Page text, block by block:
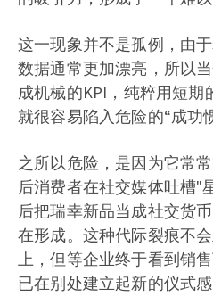
这一现象并不是孤例，由
数据通常更加漂亮，所以
成机械的KPI，纯粹用短期
就很容易陷入危险的“成功
之所以危险，是因为它常
后消费者在社交媒体吐槽"
后把瑞幸新品当成社交货
在形成。这种代际裂痕不
上，但等企业终于看到销
已在别处建立起新的仪式感